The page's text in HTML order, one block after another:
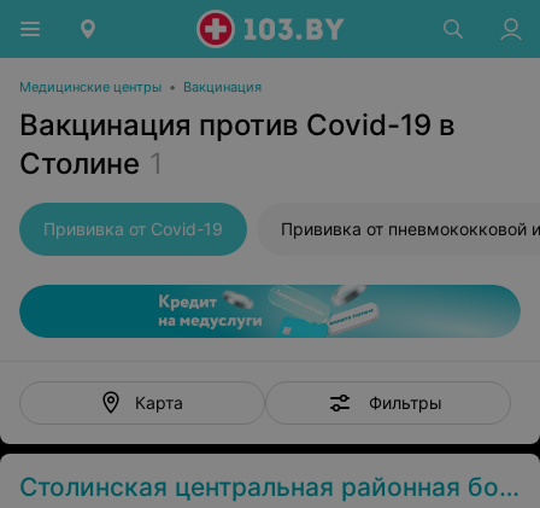
Медицинские центры • Вакцинация
Вакцинация против Covid-19 в
Столине 1
Прививка от Covid-19
Карта Фильтры
Столинская центральная районная больница